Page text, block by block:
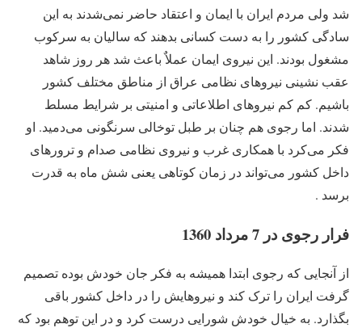
شد ولی مردم ایران با ایمان و اعتقاد حاضر نمی‌شدند به این
سادگی کشور را به دست کسانی بدهند که سالیان به سرکوب
مشغول بودند. این نیروی ایمان عملاٌ باعث شد هر روز شاهد
عقب نشینی نیروهای نظامی عراق از مناطق مختلف کشور
باشیم. کم کم نیروهای اطلاعاتی و امنیتی بر شرایط مسلط
شدند. اما رجوی هم چنان بر طبل توخالی سرنگونی می‌دمید. او
فکر می‌کرد با همکاری غرب و نیروی نظامی صدام و ترورهای
داخل کشور می‌تواند در زمان کوتاهی یعنی شش ماه به قدرت
برسد .
فرار رجوی در 7 مرداد 1360
از آنجایی که رجوی ابتدا همیشه به فکر جان خودش بوده تصمیم
گرفت ایران را ترک کند و نیروهایش را در داخل کشور باقی
بگذارد. به خیال خودش شورایی درست کرد و در این توهم بود که